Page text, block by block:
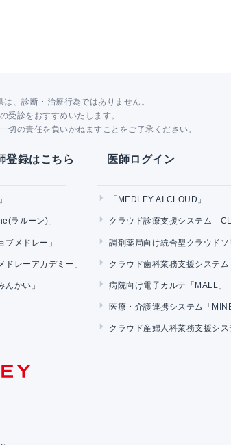
、診断・治療行為ではありません。
受診をおすすめいたします。
の責任を負いかねますことをご了承ください。
登録はこちら 医師ログイン
ラルーン)」
メドレー」
レーアカデミー」
かい」
「MEDLEY AI CLOUD」
クラウド診療支援システム「
調剤薬局向け統合型クラウドソ
クラウド歯科業務支援システム
病院向け電子カルテ「MALL」
医療・介護連携システム「
クラウド産婦人科業務支援シス